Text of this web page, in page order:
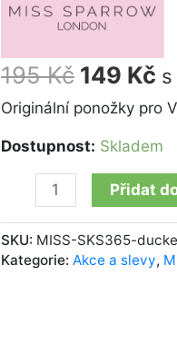
195Kč
byla:
195 Kč.
149 Kč s
Originální ponožky pro
Dostupnost: Skladem
37-
Yoga
Poses
duck
množství
Přidat
SKU: MISS-SKS365-
Kategorie: Akce a slevy,